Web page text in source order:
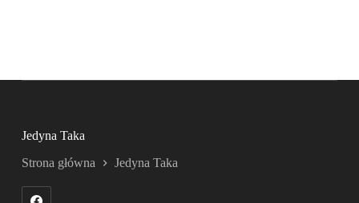
Jedyna Taka
Strona główna Jedyna Taka